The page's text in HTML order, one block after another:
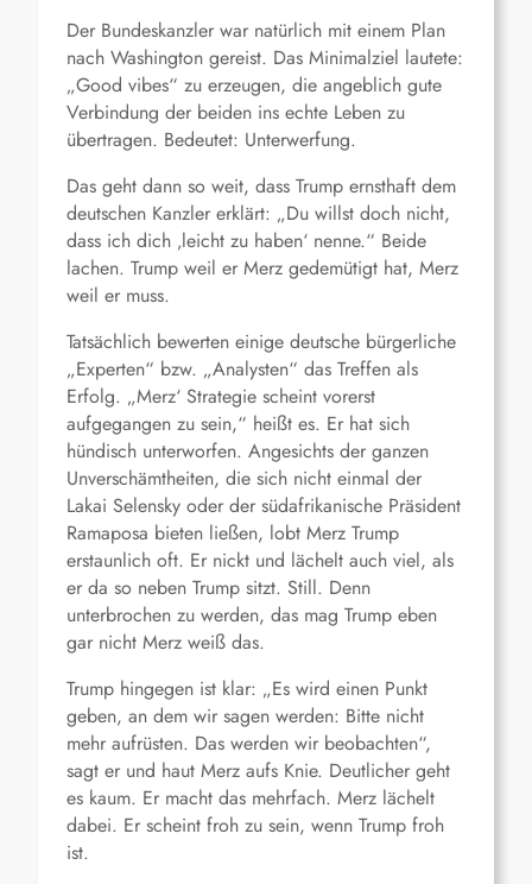
Der Bundeskanzler war natürlich mit einem Plan
nach Washington gereist. Das Minimalziel lautete:
„Good vibes“ zu erzeugen, die angeblich gute
Verbindung der beiden ins echte Leben zu
übertragen. Bedeutet: Unterwerfung.
Das geht dann so weit, dass Trump ernsthaft dem
deutschen Kanzler erklärt: „Du willst doch nicht,
dass ich dich ‚leicht zu haben‘ nenne.“ Beide
lachen. Trump weil er Merz gedemütigt hat, Merz
weil er muss.
Tatsächlich bewerten einige deutsche bürgerliche
„Experten“ bzw. „Analysten“ das Treffen als
Erfolg. „Merz‘ Strategie scheint vorerst
aufgegangen zu sein,“ heißt es. Er hat sich
hündisch unterworfen. Angesichts der ganzen
Unverschämtheiten, die sich nicht einmal der
Lakai Selensky oder der südafrikanische Präsident
Ramaposa bieten ließen, lobt Merz Trump
erstaunlich oft. Er nickt und lächelt auch viel, als
er da so neben Trump sitzt. Still. Denn
unterbrochen zu werden, das mag Trump eben
gar nicht Merz weiß das.
Trump hingegen ist klar: „Es wird einen Punkt
geben, an dem wir sagen werden: Bitte nicht
mehr aufrüsten. Das werden wir beobachten“,
sagt er und haut Merz aufs Knie. Deutlicher geht
es kaum. Er macht das mehrfach. Merz lächelt
dabei. Er scheint froh zu sein, wenn Trump froh
ist.